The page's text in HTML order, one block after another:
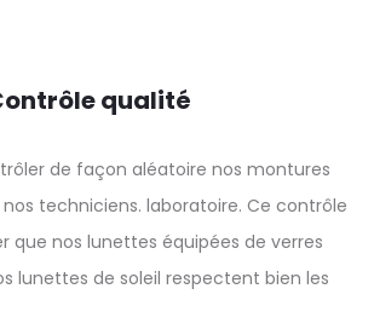
qualité
de façon aléatoire nos montures
techniciens. laboratoire. Ce contrôle
que nos lunettes équipées de verres
lunettes de soleil respectent bien les